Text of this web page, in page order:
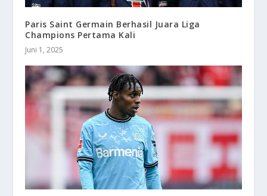
Paris Saint Germain Berhasil Juara Liga
Champions Pertama Kali
Juni 1, 2025